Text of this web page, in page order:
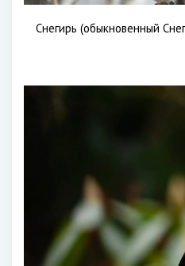
Снегирь (обыкновенный